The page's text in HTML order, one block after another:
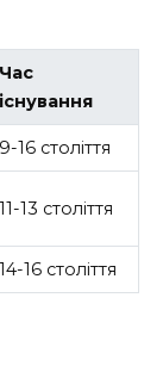
Час
існування
9-16 століття
11-13 століття
14-16 століття